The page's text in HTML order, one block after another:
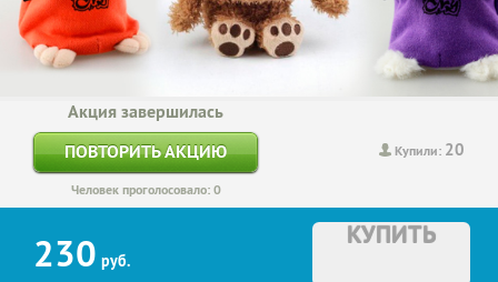
Купили: 20
Акция завершилась
ПОВТОРИТЬ АКЦИЮ
Человек проголосовало: 0
230 руб.
КУПИТЬ